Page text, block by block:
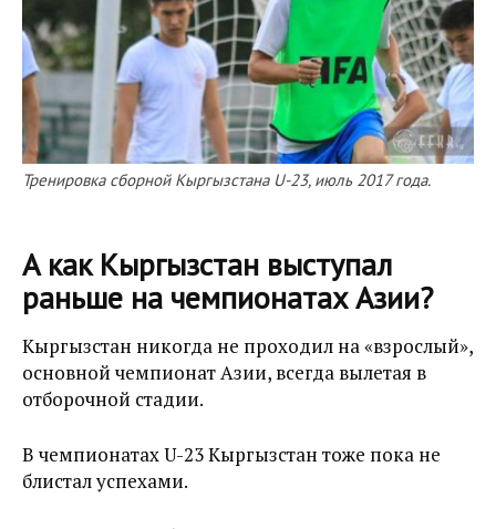
Тренировка сборной Кыргызстана U-23, июль 2017 года.
А как Кыргызстан выступал
раньше на чемпионатах Азии?
Кыргызстан никогда не проходил на «взрослый»,
основной чемпионат Азии, всегда вылетая в
отборочной стадии.
В чемпионатах U-23 Кыргызстан тоже пока не
блистал успехами.